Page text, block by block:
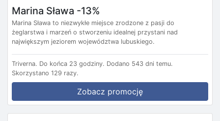
Marina Sława -13%
Marina Sława to niezwykłe miejsce zrodzone z pasji do
żeglarstwa i marzeń o stworzeniu idealnej przystani nad
największym jeziorem województwa lubuskiego.
Triverna. Do końca 23 godziny. Dodano 543 dni temu.
Skorzystano 129 razy.
Zobacz promocję